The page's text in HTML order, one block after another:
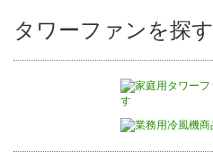
タワーファンを探す